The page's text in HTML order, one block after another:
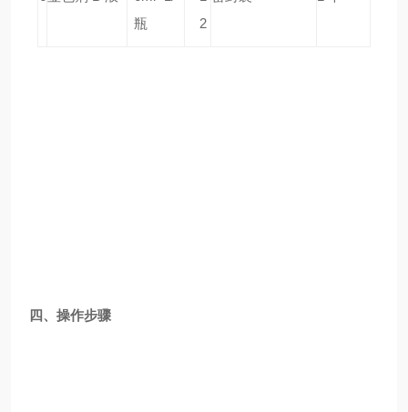
瓶
2
四、操作步骤